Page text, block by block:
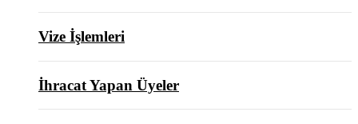
Vize İşlemleri
İhracat Yapan Üyeler